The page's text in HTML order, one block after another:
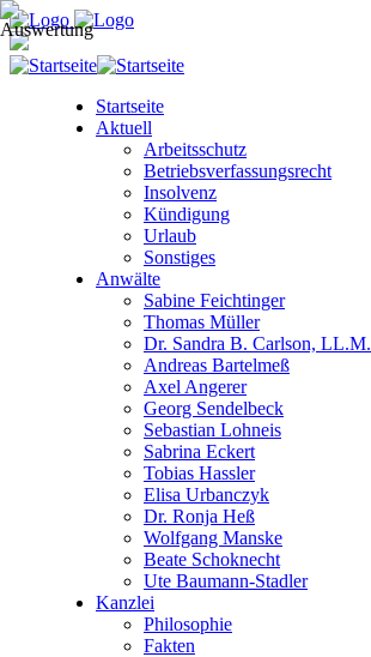
Startseite
Aktuell
Arbeitsschutz
Betriebsverfassungsrecht
Insolvenz
Kündigung
Urlaub
Sonstiges
Anwälte
Sabine Feichtinger
Thomas Müller
Dr. Sandra B. Carlson, LL.M.
Andreas Bartelmeß
Axel Angerer
Georg Sendelbeck
Sebastian Lohneis
Sabrina Eckert
Tobias Hassler
Elisa Urbanczyk
Dr. Ronja Heß
Wolfgang Manske
Beate Schoknecht
Ute Baumann-Stadler
Kanzlei
Philosophie
Fakten